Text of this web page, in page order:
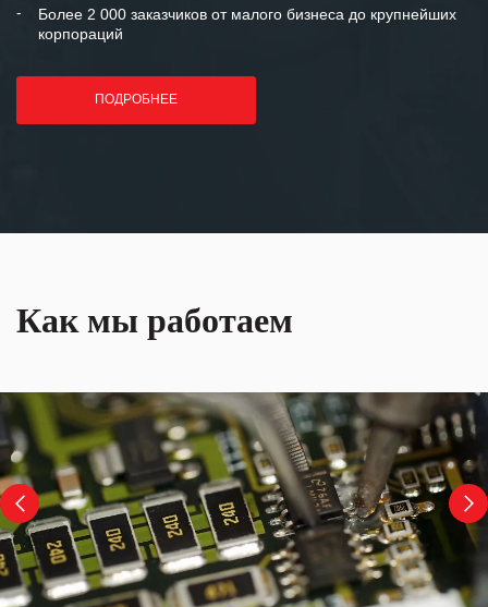
Более 2 000 заказчиков от малого бизнеса до крупнейших
корпораций
ПОДРОБНЕЕ
Как мы работаем